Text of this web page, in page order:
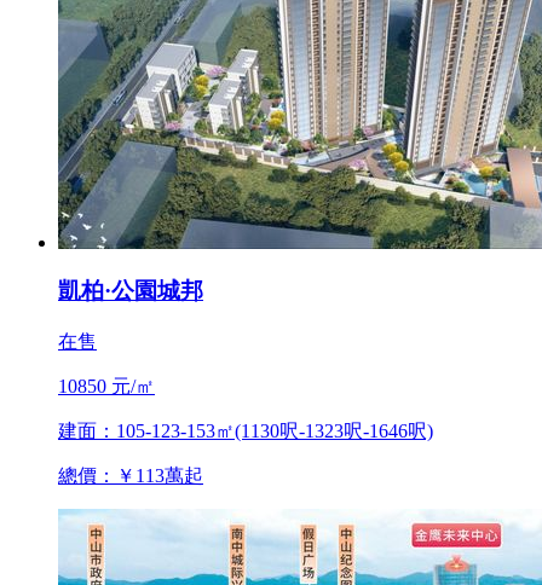
凱柏·公園城邦
在售
10850 元/㎡
建面：105-123-153㎡(1130呎-1323呎-1646呎)
總價：￥113萬起